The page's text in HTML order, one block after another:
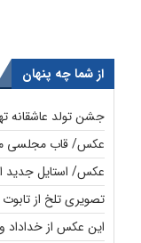
از شما چه پنهان
جشن تولد عاشقانه
عکس/ قاب مجلسی
عکس/ استایل جدید
تصویری تلخ از
این عکس از خداداد